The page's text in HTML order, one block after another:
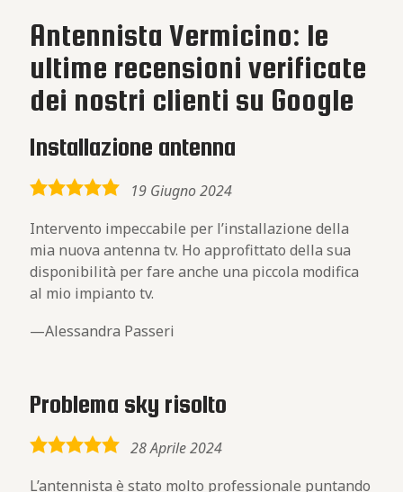
Antennista Vermicino: le
ultime recensioni verificate
dei nostri clienti su Google
Installazione antenna
5,0
19 Giugno 2024
Intervento impeccabile per l’installazione della
mia nuova antenna tv. Ho approfittato della sua
disponibilità per fare anche una piccola modifica
al mio impianto tv.
Alessandra Passeri
Problema sky risolto
5,0
28 Aprile 2024
L’antennista è stato molto professionale puntando